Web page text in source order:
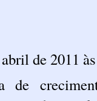
de 2011
de